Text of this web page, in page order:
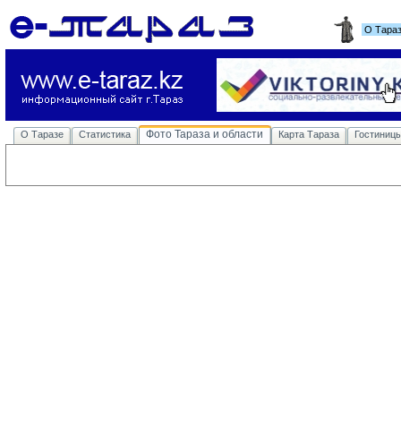
О
О Таразе Статистика Фото Тараза и области Карта Тараза